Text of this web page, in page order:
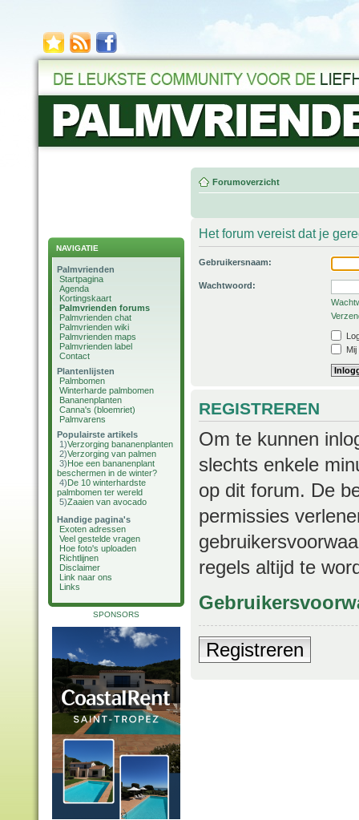
NAVIGATIE
Palmvrienden
Startpagina
Agenda
Kortingskaart
Palmvrienden forums
Palmvrienden chat
Palmvrienden wiki
Palmvrienden maps
Palmvrienden label
Contact
Plantenlijsten
Palmbomen
Winterharde palmbomen
Bananenplanten
Canna's (bloemriet)
Palmvarens
Populairste artikels
1)Verzorging bananenplanten
2)Verzorging van palmen
3)Hoe een bananenplant
beschermen in de winter?
4)De 10 winterhardste
palmbomen ter wereld
5)Zaaien van avocado
Handige pagina's
Exoten adressen
Veel gestelde vragen
Hoe foto's uploaden
Richtlijnen
Disclaimer
Link naar ons
Links
SPONSORS
Forumoverzicht
Het forum vereist dat je
Gebruikersnaam:
Wachtwoord:
REGISTREREN
Om te kunnen
slechts enkele
op dit forum. De
permissies
regels altijd te
Registreren